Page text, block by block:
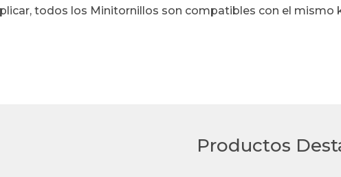
todos los Minitornillos son compatibles con el mismo
Productos